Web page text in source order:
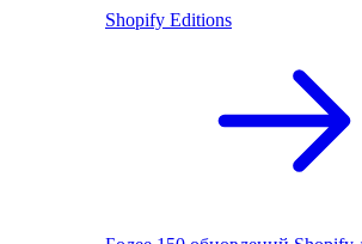
Shopify Editions